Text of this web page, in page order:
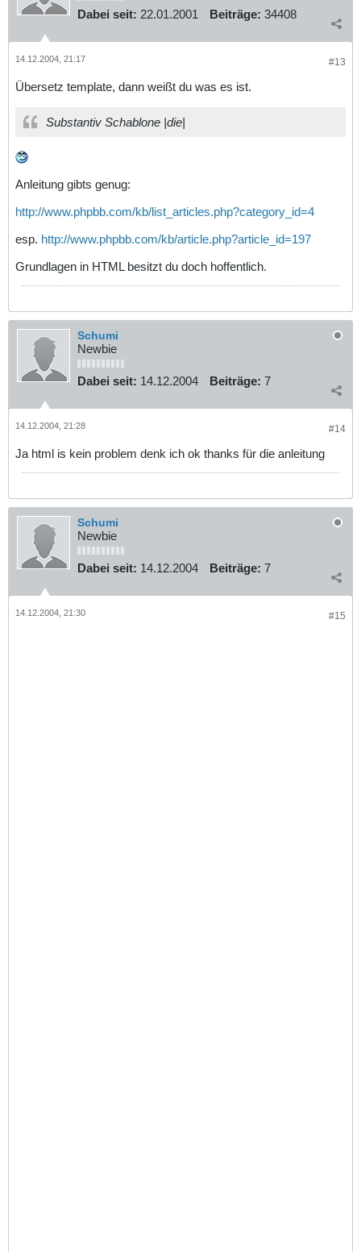
Dabei seit: 22.01.2001 Beiträge: 34408
#13
14.12.2004, 21:17
Übersetz template, dann weißt du was es ist.
Substantiv Schablone |die|
Anleitung gibts genug:
http://www.phpbb.com/kb/list_articles.php?category_id=4
esp. http://www.phpbb.com/kb/article.php?article_id=197
Grundlagen in HTML besitzt du doch hoffentlich.
Schumi
Newbie
Dabei seit: 14.12.2004 Beiträge: 7
#14
14.12.2004, 21:28
Ja html is kein problem denk ich ok thanks für die anleitung
Schumi
Newbie
Dabei seit: 14.12.2004 Beiträge: 7
#15
14.12.2004, 21:30